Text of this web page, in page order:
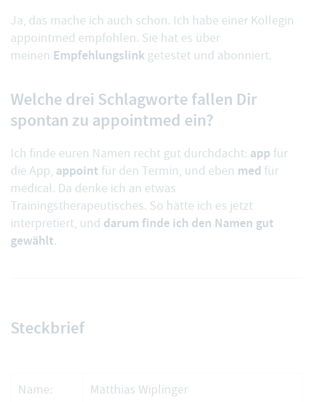
Ja, das mache ich auch schon. Ich habe einer Kollegin
appointmed empfohlen. Sie hat es über
meinen Empfehlungslink getestet und abonniert.
Welche drei Schlagworte fallen Dir
spontan zu appointmed ein?
Ich finde euren Namen recht gut durchdacht: app für
die App, appoint für den Termin, und eben med für
medical. Da denke ich an etwas
Trainingstherapeutisches. So hätte ich es jetzt
interpretiert, und darum finde ich den Namen gut
gewählt.
Steckbrief
Name: Matthias Wiplinger